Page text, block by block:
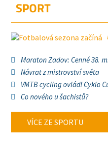
SPORT
Maraton Zadov: Cenné 38.
Návrat z mistrovství světa
VMTB cycling ovládl Cyklo
Co nového u šachistů?
VÍCE ZE SPORTU